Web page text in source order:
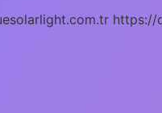
https://